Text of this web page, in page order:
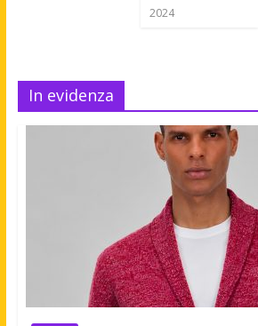
2024
In evidenza